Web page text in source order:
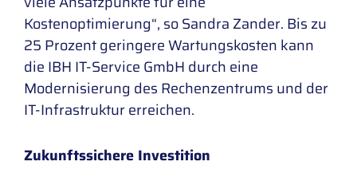
Kostenoptimierung“, so Sandra Zander. Bis zu
25 Prozent geringere Wartungskosten kann
die IBH IT-Service GmbH durch eine
Modernisierung des Rechenzentrums und der
IT-Infrastruktur erreichen.
Zukunftssichere Investition